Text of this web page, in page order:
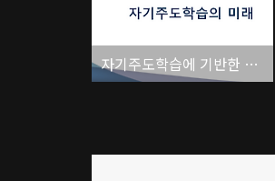
자기주도학습에 기반한 TCCM 프로그램 전략 기획안